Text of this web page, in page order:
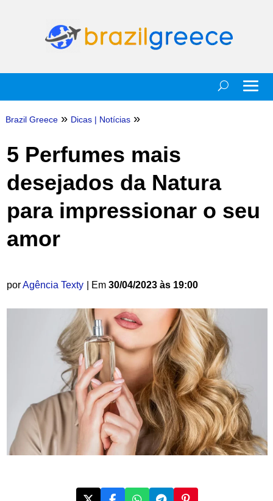
Brazil Greece » Dicas| Notícias »
5 Perfumes mais
desejados da Natura
para impressionar o seu
amor
porAgência Texty | Em 30/04/2023 às 19:00